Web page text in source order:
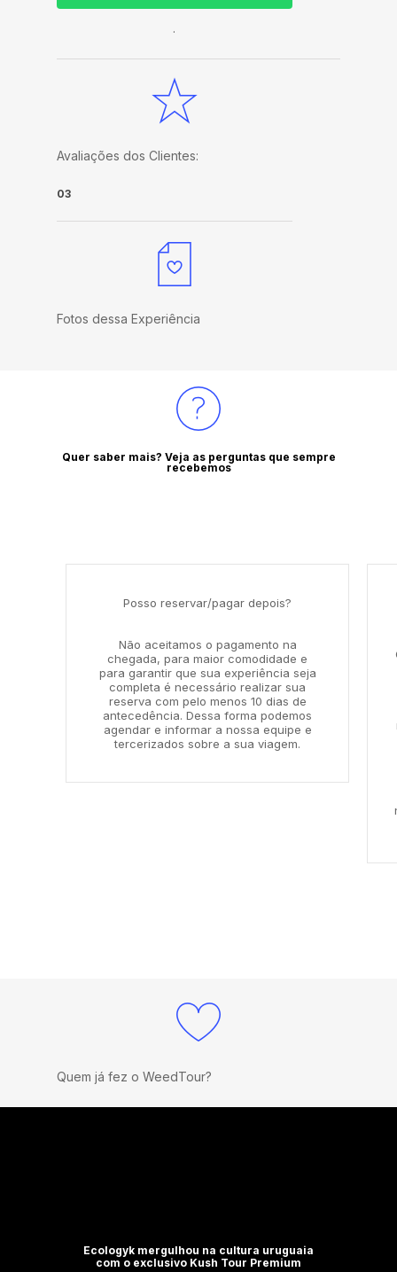
.
Avaliações dos Clientes:
03
Fotos dessa Experiência
Quer saber mais? Veja as perguntas que sempre
recebemos
Posso reservar/pagar depois?
Não aceitamos o pagamento na
chegada, para maior comodidade e
para garantir que sua experiência seja
completa é necessário realizar sua
reserva com pelo menos 10 dias de
antecedência. Dessa forma podemos
agendar e informar a nossa equipe e
tercerizados sobre a sua viagem.
Quem já fez o WeedTour?
Ecologyk mergulhou na cultura uruguaia
com o exclusivo Kush Tour Premium